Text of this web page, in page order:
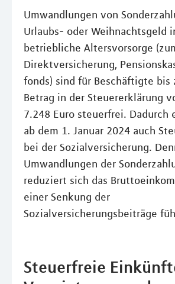
Umwandlungen von
Urlaubs- oder Weihnachtsgeld
betriebliche Altersvorsorge
Direktversicherung,
fonds) sind für Beschäftigte bis
Betrag in der Steuererklärung
7.248 Euro steuerfrei. Dadurch
ab dem 1. Januar 2024 auch
bei der Sozialversicherung.
Umwandlungen der
reduziert sich das
einer Senkung der
Sozialversicherungsbeiträge
Steuerfreie